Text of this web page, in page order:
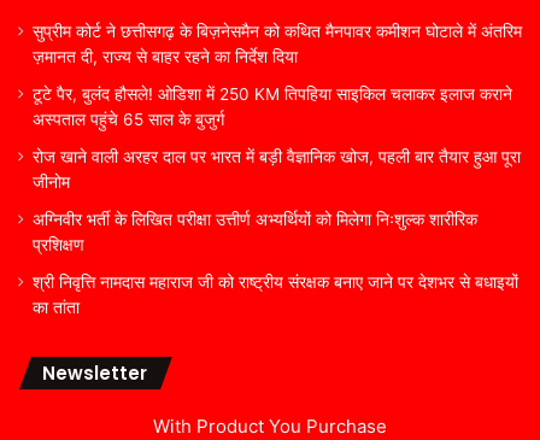
सुप्रीम कोर्ट ने छत्तीसगढ़ के बिज़नेसमैन को कथित मैनपावर कमीशन घोटाले में अंतरिम
ज़मानत दी, राज्य से बाहर रहने का निर्देश दिया
टूटे पैर, बुलंद हौसले! ओडिशा में 250 KM तिपहिया साइकिल चलाकर इलाज कराने
अस्पताल पहुंचे 65 साल के बुजुर्ग
रोज खाने वाली अरहर दाल पर भारत में बड़ी वैज्ञानिक खोज, पहली बार तैयार हुआ पूरा
जीनोम
अग्निवीर भर्ती के लिखित परीक्षा उत्तीर्ण अभ्यर्थियों को मिलेगा निःशुल्क शारीरिक
प्रशिक्षण
श्री निवृत्ति नामदास महाराज जी को राष्ट्रीय संरक्षक बनाए जाने पर देशभर से बधाइयों
का तांता
Newsletter
With Product You Purchase